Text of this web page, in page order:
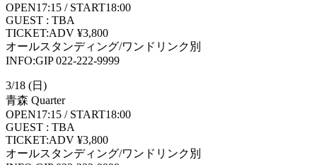
OPEN17:15 / START18:00
GUEST : TBA
TICKET:ADV ¥3,800
オールスタンディング/ワンドリンク別
INFO:GIP 022-222-9999
3/18 (日)
青森 Quarter
OPEN17:15 / START18:00
GUEST : TBA
TICKET:ADV ¥3,800
オールスタンディング/ワンドリンク別